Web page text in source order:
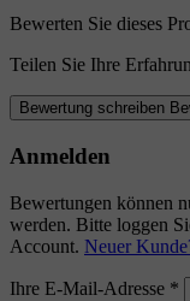
Bewerten Sie dieses
Teilen Sie Ihre
Bewertung schreiben
Anmelden
Bewertungen können
werden. Bitte loggen
Account. Neuer
Ihre E-Mail-Adresse *